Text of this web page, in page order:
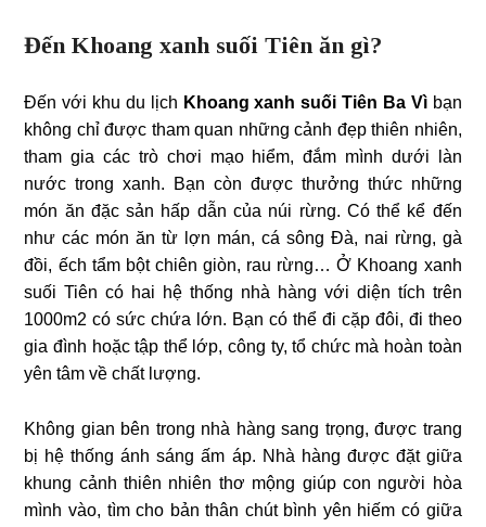
Đến Khoang xanh suối Tiên ăn gì?
Đến với khu du lịch Khoang xanh suối Tiên Ba Vìbạn
không chỉ được tham quan những cảnh đẹp thiên nhiên,
tham gia các trò chơi mạo hiểm, đắm mình dưới làn
nước trong xanh. Bạn còn được thưởng thức những
món ăn đặc sản hấp dẫn của núi rừng. Có thể kể đến
như các món ăn từ lợn mán, cá sông Đà, nai rừng, gà
đồi, ếch tẩm bột chiên giòn, rau rừng… Ở Khoang xanh
suối Tiên có hai hệ thống nhà hàng với diện tích trên
1000m2 có sức chứa lớn. Bạn có thể đi cặp đôi, đi theo
gia đình hoặc tập thể lớp, công ty, tổ chức mà hoàn toàn
yên tâm về chất lượng.
Không gian bên trong nhà hàng sang trọng, được trang
bị hệ thống ánh sáng ấm áp. Nhà hàng được đặt giữa
khung cảnh thiên nhiên thơ mộng giúp con người hòa
mình vào, tìm cho bản thân chút bình yên hiếm có giữa